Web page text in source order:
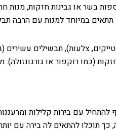
בשר או גבינות חזקות, מנות
צלעות), תבשילים
(כמו רוקפור או גורגונזולה).
להתחיל עם בירות קלילות
תוכלו להתאים לה בירה עם